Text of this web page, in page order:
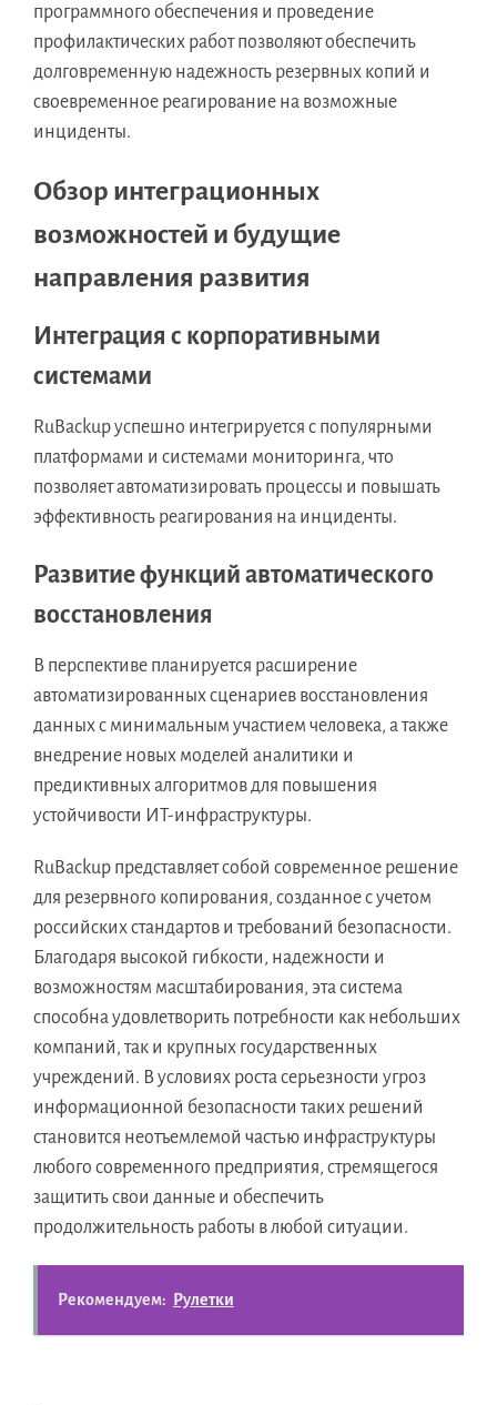
программного обеспечения и проведение
профилактических работ позволяют обеспечить
долговременную надежность резервных копий и
своевременное реагирование на возможные
инциденты.
Обзор интеграционных
возможностей и будущие
направления развития
Интеграция с корпоративными
системами
RuBackup успешно интегрируется с популярными
платформами и системами мониторинга, что
позволяет автоматизировать процессы и повышать
эффективность реагирования на инциденты.
Развитие функций автоматического
восстановления
В перспективе планируется расширение
автоматизированных сценариев восстановления
данных с минимальным участием человека, а также
внедрение новых моделей аналитики и
предиктивных алгоритмов для повышения
устойчивости ИТ-инфраструктуры.
RuBackup представляет собой современное решение
для резервного копирования, созданное с учетом
российских стандартов и требований безопасности.
Благодаря высокой гибкости, надежности и
возможностям масштабирования, эта система
способна удовлетворить потребности как небольших
компаний, так и крупных государственных
учреждений. В условиях роста серьезности угроз
информационной безопасности таких решений
становится неотъемлемой частью инфраструктуры
любого современного предприятия, стремящегося
защитить свои данные и обеспечить
продолжительность работы в любой ситуации.
Рекомендуем: Рулетки